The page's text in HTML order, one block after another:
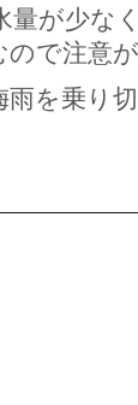
量が少な
で注意が
を乗り